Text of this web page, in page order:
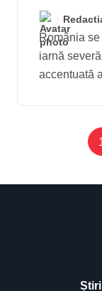
România se pregătește pentru un episod de
iarnă
accentuată
P
a
g
ț